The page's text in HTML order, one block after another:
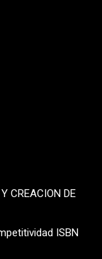
CREACION DE
ISBN